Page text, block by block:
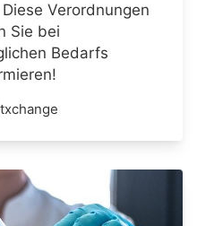
Verordnungen
Sie bei
Bedarfs